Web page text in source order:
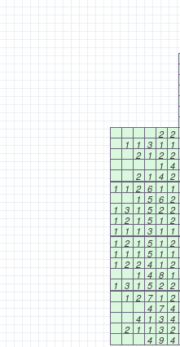
2 2
1
1 3 1
1
2
1 2 2
1 4
2
1 4 2
1
1 2 6 1
1
1 5 6 2
1 3 1 5 2 2
1 2 1 5 1 2
1
1 1 3 1
1
1 2 1 5 1 2
1
1 1 5 1
1
1 2 2 4 1 2
1 4 8
1
1 3 1 5 2 2
1 2 7 1 2
4 7 4
4
1 3 4
2
1 1 3 2
4 9 4